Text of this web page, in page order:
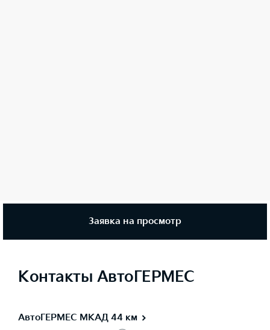
Заявка на просмотр
Контакты АвтоГЕРМЕС
АвтоГЕРМЕС МКАД 44 км